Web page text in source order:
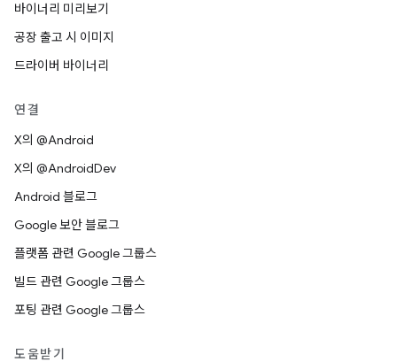
바이너리 미리보기
공장 출고 시 이미지
드라이버 바이너리
연결
X의 @Android
X의 @AndroidDev
Android 블로그
Google 보안 블로그
플랫폼 관련 Google 그룹스
빌드 관련 Google 그룹스
포팅 관련 Google 그룹스
도움받기